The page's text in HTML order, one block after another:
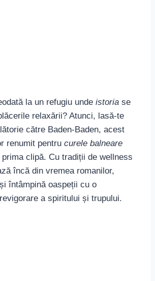
la un refugiu unde istoria se
relaxării? Atunci, lasă-te
către Baden-Baden, acest
renumit pentru curele balneare
clipă. Cu tradiții de wellness
încă din vremea romanilor,
întâmpină oaspeții cu o
a spiritului și trupului.